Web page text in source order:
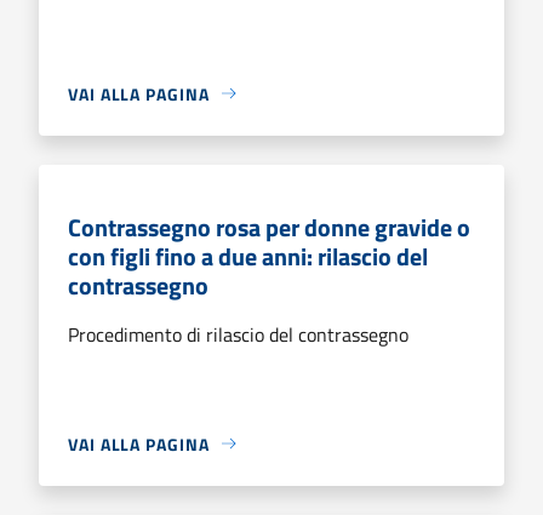
VAI ALLA PAGINA
Contrassegno rosa per donne gravide o
con figli fino a due anni: rilascio del
contrassegno
Procedimento di rilascio del contrassegno
VAI ALLA PAGINA